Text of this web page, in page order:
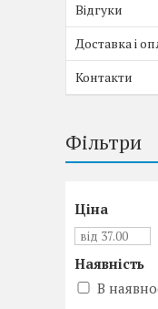
Відгуки
Доставка і
Контакти
Фільтри
Ціна
Наявність
В